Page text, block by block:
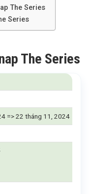
The Series
Series
The Series
=> 22 tháng 11, 2024